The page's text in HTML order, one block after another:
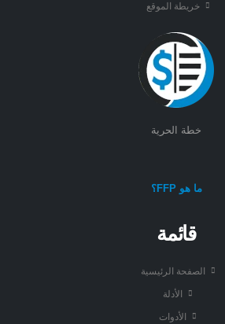
خريطة الموقع
خطة الحرية
ما هو FFP؟
قائمة
الصفحة الرئيسية
الأدلة
الأدوات